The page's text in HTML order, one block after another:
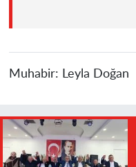
Muhabir: Leyla Doğan